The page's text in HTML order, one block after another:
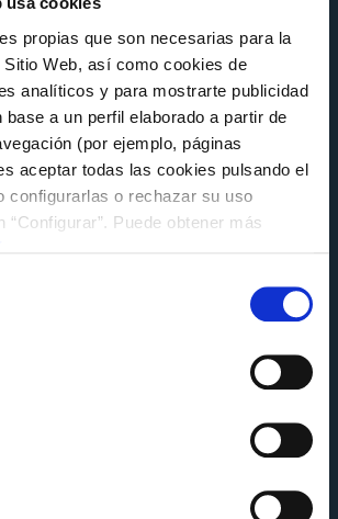
propias que son necesarias para la
Sitio Web, así como cookies de
analíticos y para mostrarte publicidad
base a un perfil elaborado a partir de
(por ejemplo, páginas
aceptar todas las cookies pulsando el
configurarlas o rechazar su uso
“Configurar”. Puede obtener más
a súa experiencia en